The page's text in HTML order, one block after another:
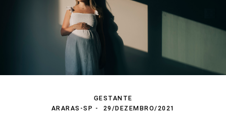
GESTANTE
ARARAS-SP
29/DEZEMBRO/2021